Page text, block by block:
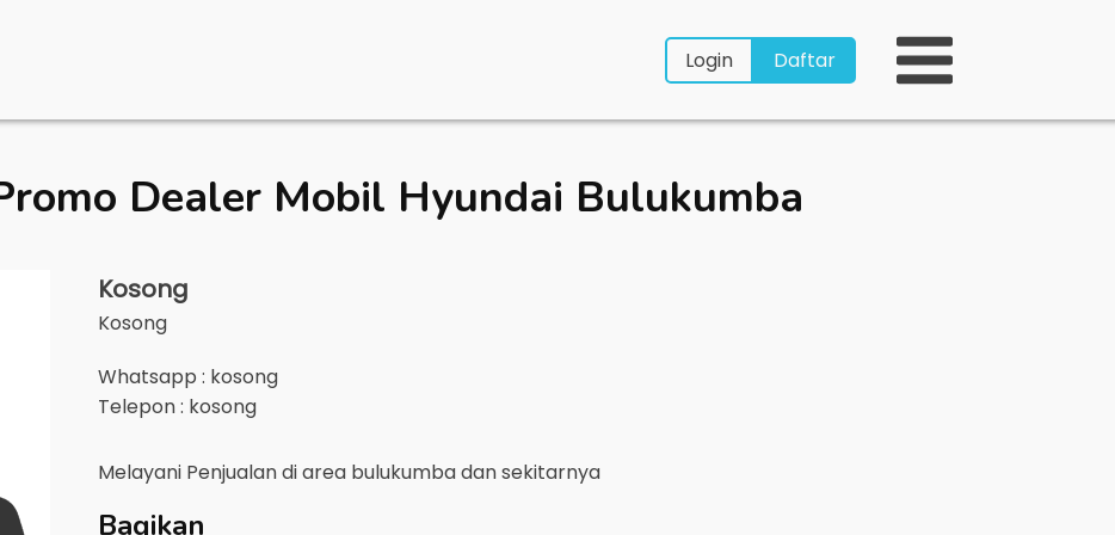
Login Daftar
Dealer Mobil Hyundai Bulukumba
Kosong
Kosong
Whatsapp : kosong
Telepon : kosong
Melayani Penjualan di area bulukumbadan sekitarnya
Bagikan